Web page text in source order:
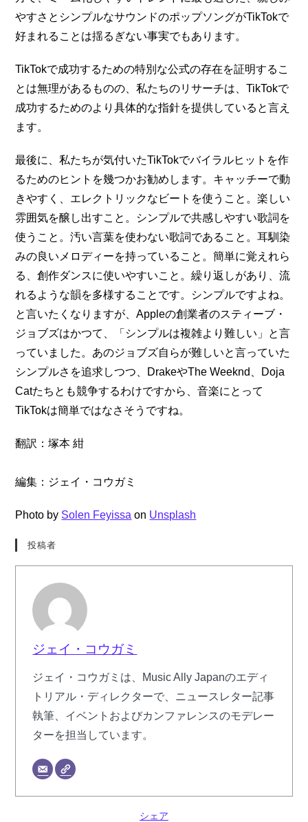
やすさとシンプルなサウンドのポップソングがTikTokで
好まれることは揺るぎない事実でもあります。
TikTokで成功するための特別な公式の存在を証明するこ
とは無理があるものの、私たちのリサーチは、TikTokで
成功するためのより具体的な指針を提供していると言え
ます。
最後に、私たちが気付いたTikTokでバイラルヒットを作
るためのヒントを幾つかお勧めします。キャッチーで動
きやすく、エレクトリックなビートを使うこと。楽しい
雰囲気を醸し出すこと。シンプルで共感しやすい歌詞を
使うこと。汚い言葉を使わない歌詞であること。耳馴染
みの良いメロディーを持っていること。簡単に覚えれら
る、創作ダンスに使いやすいこと。繰り返しがあり、流
れるような韻を多様することです。シンプルですよね。
と言いたくなりますが、Appleの創業者のスティーブ・
ジョブズはかつて、「シンプルは複雑より難しい」と言
っていました。あのジョブズ自らが難しいと言っていた
シンプルさを追求しつつ、DrakeやThe Weeknd、Doja
Catたちとも競争するわけですから、音楽にとって
TikTokは簡単ではなさそうですね。
翻訳：塚本 紺
編集：ジェイ・コウガミ
Photo by Solen Feyissa on Unsplash
投稿者
ジェイ・コウガミ
ジェイ・コウガミは、Music Ally Japanのエディ
トリアル・ディレクターで、ニュースレター記事
執筆、イベントおよびカンファレンスのモデレー
ターを担当しています。
シェア